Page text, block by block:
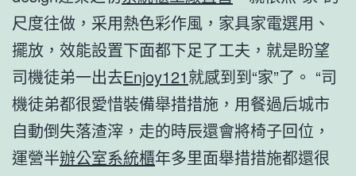
尺度往做，采用熱色彩作風，家具家電選用、
擺放，效能設置下面都下足了工夫，就是盼望
司機徒弟一出去Enjoy121就感到到“家”了。 “司
機徒弟都很愛惜裝備舉措措施，用餐過后城市
自動倒失落渣滓，走的時辰還會將椅子回位，
運營半辦公室系統櫃年多里面舉措措施都還很